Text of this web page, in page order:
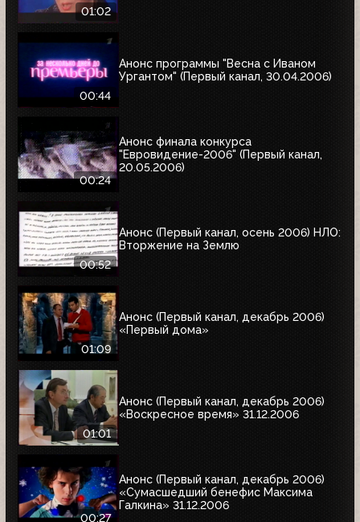
01:02
00:44
Анонс программы "Весна с Иваном
Ургантом" (Первый канал, 30.04.2006)
00:24
Анонс финала конкурса
"Евровидение-2006" (Первый канал,
20.05.2006)
00:52
Анонс (Первый канал, осень 2006) НЛО:
Вторжение на Землю
01:09
Анонс (Первый канал, декабрь 2006)
«Первый дома»
01:01
Анонс (Первый канал, декабрь 2006)
«Воскресное время» 31.12.2006
00:27
Анонс (Первый канал, декабрь 2006)
«Сумасшедший бенефис Максима
Галкина» 31.12.2006